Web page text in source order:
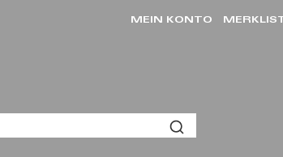
MEIN KONTO